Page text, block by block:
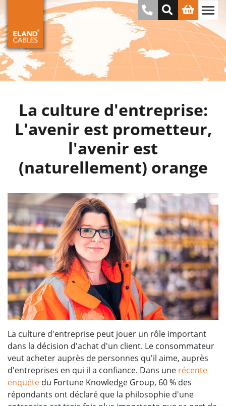
La culture d'entreprise:
L'avenir est prometteur,
l'avenir est
(naturellement) orange
La culture d'entreprise peut jouer un rôle important
dans la décision d'achat d'un client. Le consommateur
veut acheter auprès de personnes qu'il aime, auprès
d'entreprises en qui il a confiance. Dans une récente
enquête du Fortune Knowledge Group, 60 % des
répondants ont déclaré que la philosophie d'une